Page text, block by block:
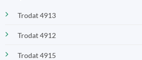
Trodat 4913
Trodat 4912
Trodat 4915